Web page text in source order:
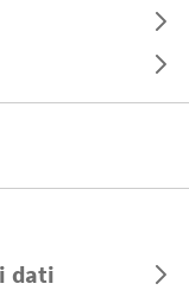
dati